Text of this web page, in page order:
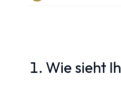
1. Wie sieht